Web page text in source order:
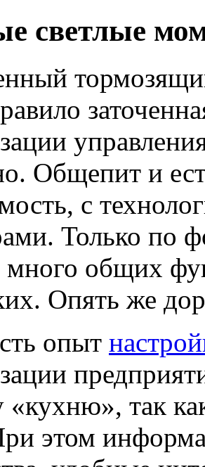
светлые
Общепит и
с
Только по
общих
Опять же
опыт
«кухню», так
этом